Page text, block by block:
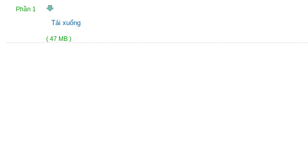
Phần 1
Tải xuống
( 47 MB )